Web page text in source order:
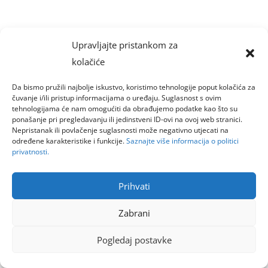
Upravljajte pristankom za
kolačiće
Da bismo pružili najbolje iskustvo, koristimo tehnologije poput kolačića za
čuvanje i/ili pristup informacijama o uređaju. Suglasnost s ovim
tehnologijama će nam omogućiti da obrađujemo podatke kao što su
ponašanje pri pregledavanju ili jedinstveni ID-ovi na ovoj web stranici.
Nepristanak ili povlačenje suglasnosti može negativno utjecati na
određene karakteristike i funkcije.Saznajte više informacija o politici
privatnosti.
Prihvati
Zabrani
Pogledaj postavke